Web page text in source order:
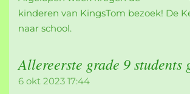
kinderen van KingsTom bezoek! De
naar school.
Allereerste grade 9 students
6 okt 2023 17:44